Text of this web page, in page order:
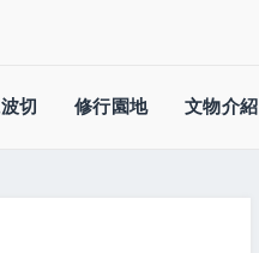
切 修行園地 文物介紹